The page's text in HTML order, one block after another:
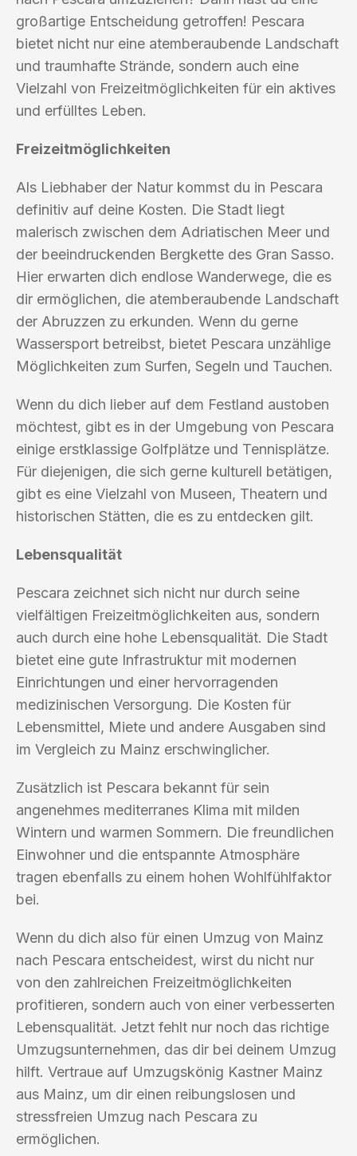
großartige Entscheidung getroffen! Pescara
bietet nicht nur eine atemberaubende Landschaft
und traumhafte Strände, sondern auch eine
Vielzahl von Freizeitmöglichkeiten für ein aktives
und erfülltes Leben.
Freizeitmöglichkeiten
Als Liebhaber der Natur kommst du in Pescara
definitiv auf deine Kosten. Die Stadt liegt
malerisch zwischen dem Adriatischen Meer und
der beeindruckenden Bergkette des Gran Sasso.
Hier erwarten dich endlose Wanderwege, die es
dir ermöglichen, die atemberaubende Landschaft
der Abruzzen zu erkunden. Wenn du gerne
Wassersport betreibst, bietet Pescara unzählige
Möglichkeiten zum Surfen, Segeln und Tauchen.
Wenn du dich lieber auf dem Festland austoben
möchtest, gibt es in der Umgebung von Pescara
einige erstklassige Golfplätze und Tennisplätze.
Für diejenigen, die sich gerne kulturell betätigen,
gibt es eine Vielzahl von Museen, Theatern und
historischen Stätten, die es zu entdecken gilt.
Lebensqualität
Pescara zeichnet sich nicht nur durch seine
vielfältigen Freizeitmöglichkeiten aus, sondern
auch durch eine hohe Lebensqualität. Die Stadt
bietet eine gute Infrastruktur mit modernen
Einrichtungen und einer hervorragenden
medizinischen Versorgung. Die Kosten für
Lebensmittel, Miete und andere Ausgaben sind
im Vergleich zu Mainz erschwinglicher.
Zusätzlich ist Pescara bekannt für sein
angenehmes mediterranes Klima mit milden
Wintern und warmen Sommern. Die freundlichen
Einwohner und die entspannte Atmosphäre
tragen ebenfalls zu einem hohen Wohlfühlfaktor
bei.
Wenn du dich also für einen Umzug von Mainz
nach Pescara entscheidest, wirst du nicht nur
von den zahlreichen Freizeitmöglichkeiten
profitieren, sondern auch von einer verbesserten
Lebensqualität. Jetzt fehlt nur noch das richtige
Umzugsunternehmen, das dir bei deinem Umzug
hilft. Vertraue auf Umzugskönig Kastner Mainz
aus Mainz, um dir einen reibungslosen und
stressfreien Umzug nach Pescara zu
ermöglichen.